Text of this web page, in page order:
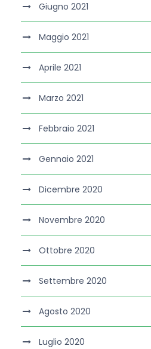
Giugno 2021
Maggio 2021
Aprile 2021
Marzo 2021
Febbraio 2021
Gennaio 2021
Dicembre 2020
Novembre 2020
Ottobre 2020
Settembre 2020
Agosto 2020
Luglio 2020